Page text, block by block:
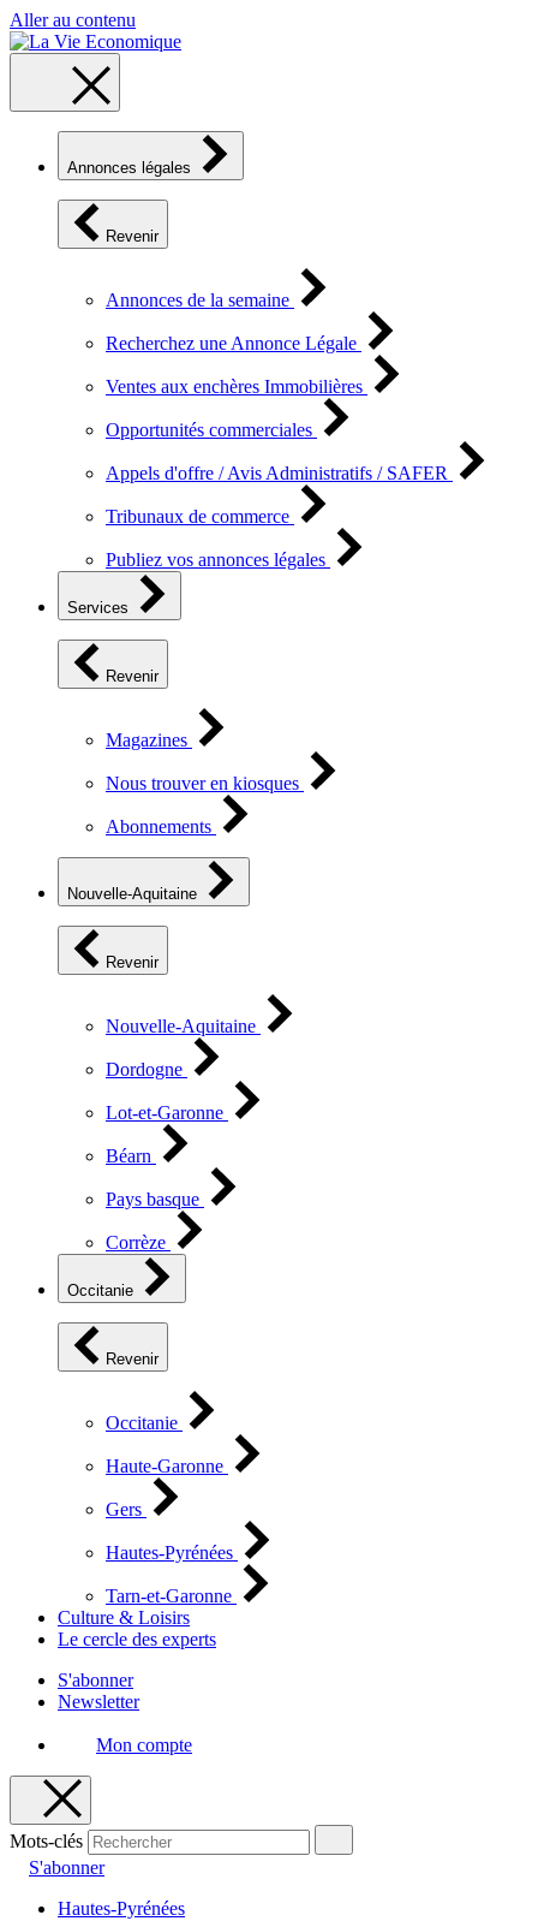
Aller au contenu
Annonces légales
Revenir
Annonces de la semaine
Recherchez une Annonce Légale
Ventes aux enchères Immobilières
Opportunités commerciales
Appels d'offre / Avis Administratifs / SAFER
Tribunaux de commerce
Publiez vos annonces légales
Services
Revenir
Magazines
Nous trouver en kiosques
Abonnements
Nouvelle-Aquitaine
Revenir
Nouvelle-Aquitaine
Dordogne
Lot-et-Garonne
Béarn
Pays basque
Corrèze
Occitanie
Revenir
Occitanie
Haute-Garonne
Gers
Hautes-Pyrénées
Tarn-et-Garonne
Culture & Loisirs
Le cercle des experts
S'abonner
Newsletter
Mon compte
Mots-clés
S'abonner
Hautes-Pyrénées